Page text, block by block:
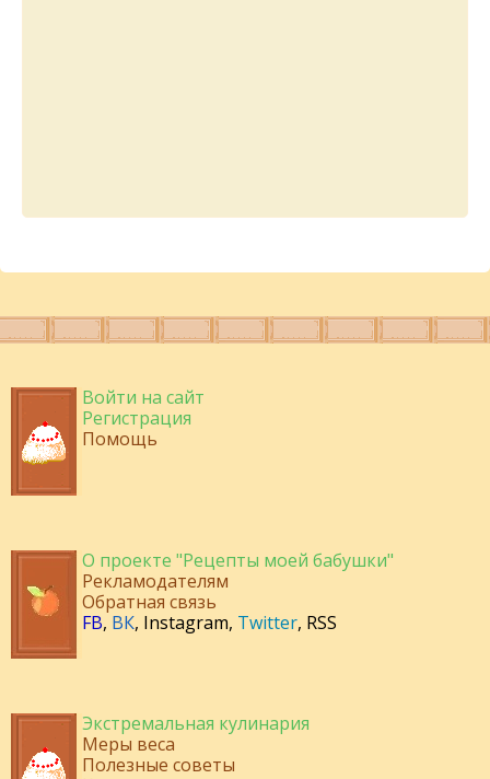
Войти на сайт
Регистрация
Помощь
О проекте "Рецепты моей бабушки"
Рекламодателям
Обратная связь
FB, ВК, Instagram, Twitter, RSS
Экстремальная кулинария
Меры веса
Полезные советы